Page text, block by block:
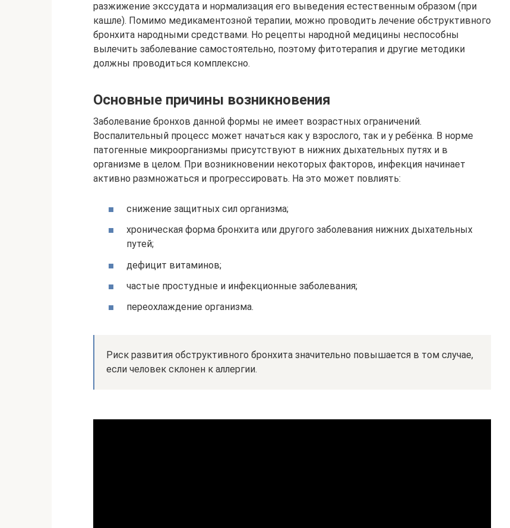
разжижение экссудата и нормализация его выведения естественным образом (при
кашле). Помимо медикаментозной терапии, можно проводить лечение обструктивного
бронхита народными средствами. Но рецепты народной медицины неспособны
вылечить заболевание самостоятельно, поэтому фитотерапия и другие методики
должны проводиться комплексно.
Основные причины возникновения
Заболевание бронхов данной формы не имеет возрастных ограничений.
Воспалительный процесс может начаться как у взрослого, так и у ребёнка. В норме
патогенные микроорганизмы присутствуют в нижних дыхательных путях и в
организме в целом. При возникновении некоторых факторов, инфекция начинает
активно размножаться и прогрессировать. На это может повлиять:
снижение защитных сил организма;
хроническая форма бронхита или другого заболевания нижних дыхательных
путей;
дефицит витаминов;
частые простудные и инфекционные заболевания;
переохлаждение организма.
Риск развития обструктивного бронхита значительно повышается в том случае,
если человек склонен к аллергии.